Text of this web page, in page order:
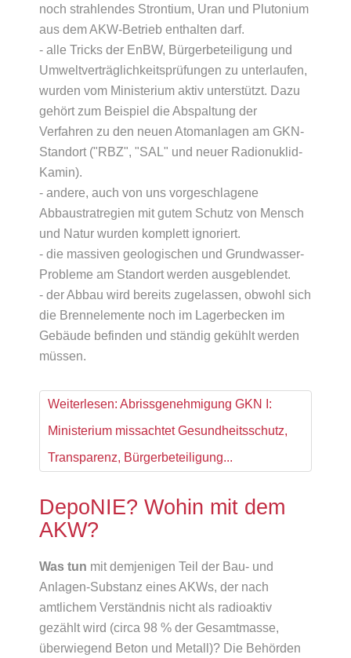
noch strahlendes Strontium, Uran und Plutonium
aus dem AKW-Betrieb enthalten darf.
- alle Tricks der EnBW, Bürgerbeteiligung und
Umweltverträglichkeitsprüfungen zu unterlaufen,
wurden vom Ministerium aktiv unterstützt. Dazu
gehört zum Beispiel die Abspaltung der
Verfahren zu den neuen Atomanlagen am GKN-
Standort ("RBZ", "SAL" und neuer Radionuklid-
Kamin).
- andere, auch von uns vorgeschlagene
Abbaustratregien mit gutem Schutz von Mensch
und Natur wurden komplett ignoriert.
- die massiven geologischen und Grundwasser-
Probleme am Standort werden ausgeblendet.
- der Abbau wird bereits zugelassen, obwohl sich
die Brennelemente noch im Lagerbecken im
Gebäude befinden und ständig gekühlt werden
müssen.
Weiterlesen: Abrissgenehmigung GKN I:
Ministerium missachtet Gesundheitsschutz,
Transparenz, Bürgerbeteiligung...
DepoNIE? Wohin mit dem
AKW?
Was tun mit demjenigen Teil der Bau- und
Anlagen-Substanz eines AKWs, der nach
amtlichem Verständnis nicht als radioaktiv
gezählt wird (circa 98 % der Gesamtmasse,
überwiegend Beton und Metall)? Die Behörden